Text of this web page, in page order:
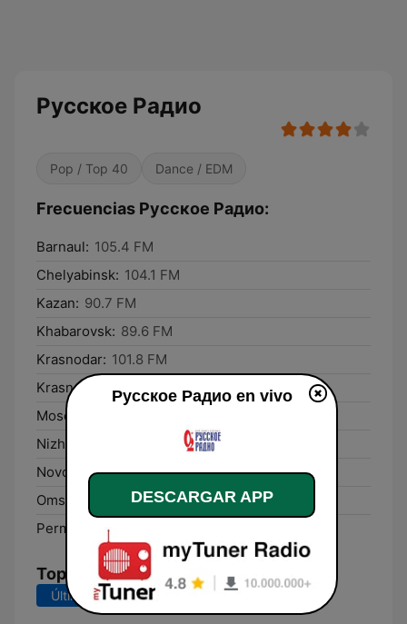
Русское Радио
Pop / Top 40 Dance / EDM
Frecuencias Русское Радио:
Barnaul: 105.4 FM
Chelyabinsk: 104.1 FM
Kazan: 90.7 FM
Khabarovsk: 89.6 FM
Krasnodar: 101.8 FM
Krasnoyarsk:
105.8 FM
Moscow:
Nizhniy Novgorod:
102.9 FM
Novosibirsk: 96.2 FM
Omsk:
102.5 FM
Perm’:
106.2 FM
Top Canciones
Últimos 7 días Últimos 30 días
Русское Радио en vivo
DESCARGAR APP